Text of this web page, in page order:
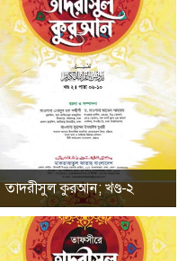
তাদরীসুল কুরআন; খণ্ড-২